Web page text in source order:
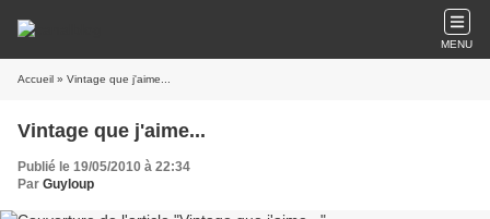
MENU
Accueil » Vintage que j'aime...
Vintage que j'aime...
Publié le 19/05/2010 à 22:34
Par Guyloup